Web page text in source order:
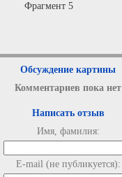
Фрагмент 5
Обсуждение картины
Комментариев пока нет
Написать отзыв
Имя, фамилия:
E-mail (не публикуется):